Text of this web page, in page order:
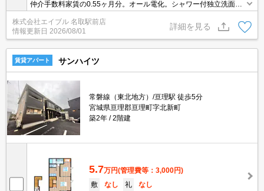
仲介手数料家賃の0.55ヶ月分。オール電化。シャワー付独立洗面
台。初回契約金クレジットカード払い可能。
株式会社エイブル 名取駅前店
情報更新日 2026/08/01
詳細を見る
賃貸アパート サンハイツ
常磐線（東北地方）/亘理駅 徒歩5分
宮城県亘理郡亘理町字北新町
築2年
2階建
5.7万円(管理費等：3,000円)
敷
なし 礼 なし